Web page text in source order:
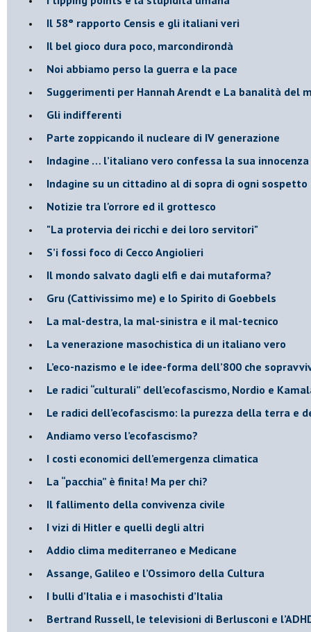
​Il 58° rapporto Censis e gli italiani veri
​Il bel gioco dura poco, marcondirondà
Noi abbiamo perso la guerra e la pace
Suggerimenti per Hannah Arendt e La banalità del
​Gli indifferenti
Parte zoppicando il nucleare di IV generazione
​Indagine … l’italiano vero confessa la sua innocenza
Indagine su un cittadino al di sopra di ogni sospetto
Notizie tra l'orrore ed il grottesco
"La protervia dei ricchi e dei loro servitori"
S’i fossi foco di Cecco Angiolieri
​Il mondo salvato dagli elfi e dai mutaforma?
Gru (Cattivissimo me) e lo Spirito di Goebbels
​La mal-destra, la mal-sinistra e il mal-tecnico
​La venerazione masochistica di un italiano vero
​L’eco-nazismo e le idee-forma dell’800 che
​Le radici “culturali” dell’ecofascismo, Nordio e
Le radici dell’ecofascismo: la purezza della terra e
Andiamo verso l’ecofascismo?
I costi economici dell’emergenza climatica
​La “pacchia” è finita! Ma per chi?
​Il fallimento della convivenza civile
​I vizi di Hitler e quelli degli altri
Addio clima mediterraneo e Medicane
​Assange, Galileo e l’Ossimoro della Cultura
​I bulli d’Italia e i masochisti d’Italia
​Bertrand Russell, le televisioni di Berlusconi e